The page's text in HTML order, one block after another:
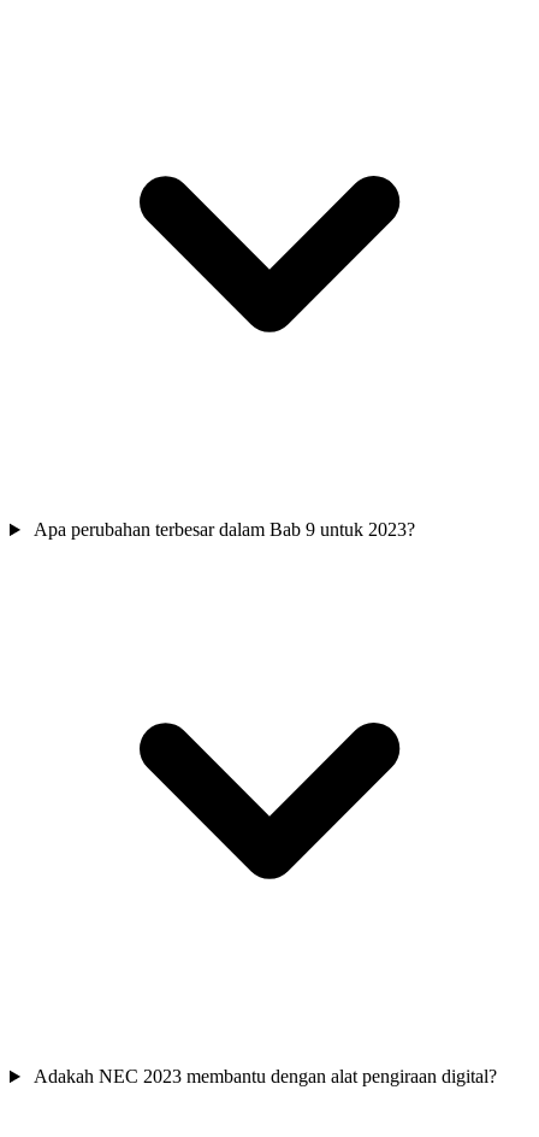
Apa perubahan terbesar dalam Bab 9 untuk 2023?
Adakah NEC 2023 membantu dengan alat pengiraan digital?